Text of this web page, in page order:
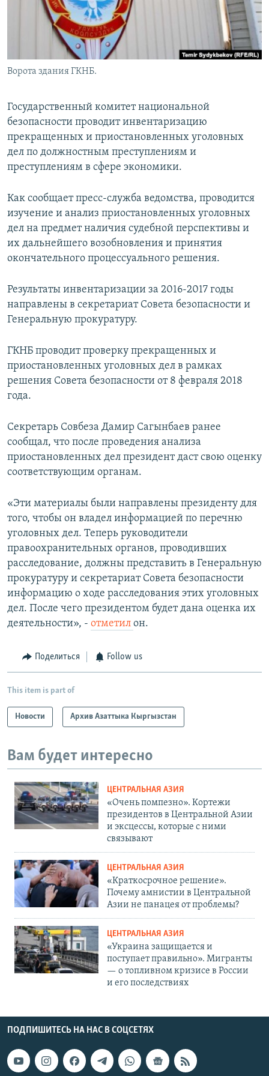
Ворота здания ГКНБ.
Государственный комитет национальной
безопасности проводит инвентаризацию
прекращенных и приостановленных уголовных
дел по должностным преступлениям и
преступлениям в сфере экономики.
Как сообщает пресс-служба ведомства, проводится
изучение и анализ приостановленных уголовных
дел на предмет наличия судебной перспективы и
их дальнейшего возобновления и принятия
окончательного процессуального решения.
Результаты инвентаризации за 2016-2017 годы
направлены в секретариат Совета безопасности и
Генеральную прокуратуру.
ГКНБ проводит проверку прекращенных и
приостановленных уголовных дел в рамках
решения Совета безопасности от 8 февраля 2018
года.
Секретарь Совбеза Дамир Сагынбаев ранее
сообщал, что после проведения анализа
приостановленных дел президент даст свою оценку
соответствующим органам.
«Эти материалы были направлены президенту для
того, чтобы он владел информацией по перечню
уголовных дел. Теперь руководители
правоохранительных органов, проводивших
расследование, должны представить в Генеральную
прокуратуру и секретариат Совета безопасности
информацию о ходе расследования этих уголовных
дел. После чего президентом будет дана оценка их
деятельности», - отметил он.
Поделиться Follow us
This item is part of
Новости Архив Азаттыка Кыргызстан
Вам будет интересно
ЦЕНТРАЛЬНАЯ АЗИЯ
«Очень помпезно». Кортежи
президентов в Центральной Азии
и эксцессы, которые с ними
связывают
ЦЕНТРАЛЬНАЯ АЗИЯ
«Краткосрочное решение».
Почему амнистии в Центральной
Азии не панацея от проблемы?
ЦЕНТРАЛЬНАЯ АЗИЯ
«Украина защищается и
поступает правильно». Мигранты
— о топливном кризисе в России
и его последствиях
ПОДПИШИТЕСЬ НА НАС В СОЦСЕТЯХ